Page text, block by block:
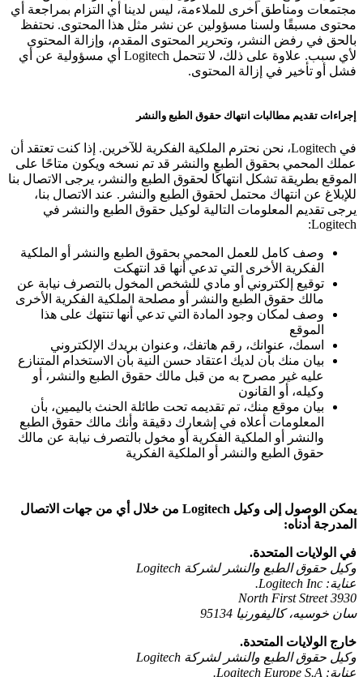
مجتمعات ومناطق أخرى للملاءمة، ليس لدينا أي التزام بمراجعة أي
محتوى مسبقًا ولسنا مسؤولين عن نشر مثل هذا المحتوى. نحتفظ
بالحق في رفض النشر، وتحرير المحتوى المقدم، وإزالة المحتوى
لأي سبب. علاوة على ذلك، لا تتحمل Logitech أي مسؤولية عن أي
فشل أو تأخير في إزالة المحتوى.
إجراءات تقديم مطالبات انتهاك حقوق الطبع والنشر
في Logitech، نحن نحترم الملكية الفكرية للآخرين. إذا كنت تعتقد أن
عملك المحمي بحقوق الطبع والنشر قد تم نسخه ويكون متاحًا على
الموقع بطريقة تشكل انتهاكًا لحقوق الطبع والنشر، يرجى الاتصال بنا
للإبلاغ عن انتهاك محتمل لحقوق الطبع والنشر. عند الاتصال بنا،
يرجى تقديم المعلومات التالية لوكيل حقوق الطبع والنشر في
Logitech:
وصف كامل للعمل المحمي بحقوق الطبع والنشر أو الملكية
الفكرية الأخرى التي تدعي أنها قد انتهكت
توقيع إلكتروني أو مادي للشخص المخول بالتصرف نيابة عن
مالك حقوق الطبع والنشر أو مصلحة الملكية الفكرية الأخرى
وصف لمكان وجود المادة التي تدعي أنها تنتهك على هذا
الموقع
اسمك، عنوانك، رقم هاتفك، وعنوان بريدك الإلكتروني
بيان منك بأن لديك اعتقاد حسن النية بأن الاستخدام المتنازع
عليه غير مصرح به من قبل مالك حقوق الطبع والنشر، أو
وكيله، أو القانون
بيان موقع منك، تم تقديمه تحت طائلة الحنث باليمين، بأن
المعلومات أعلاه في إشعارك دقيقة وأنك مالك حقوق الطبع
والنشر أو الملكية الفكرية أو مخول بالتصرف نيابة عن مالك
حقوق الطبع والنشر أو الملكية الفكرية
يمكن الوصول إلى وكيل Logitech من خلال أي من جهات الاتصال
المدرجة أدناه:
في الولايات المتحدة.
وكيل حقوق الطبع والنشر لشركة Logitech
عناية: Logitech Inc.
3930 North First Street
سان خوسيه، كاليفورنيا 95134
خارج الولايات المتحدة.
وكيل حقوق الطبع والنشر لشركة Logitech
عناية: Logitech Europe S.A.